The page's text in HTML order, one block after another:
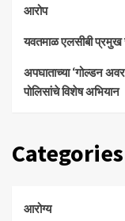
आरोप
यवतमाळ एलसीबी प्रमुख
अपघाताच्या ‘गोल्डन
पोलिसांचे विशेष अभियान
Categories
आरोग्य